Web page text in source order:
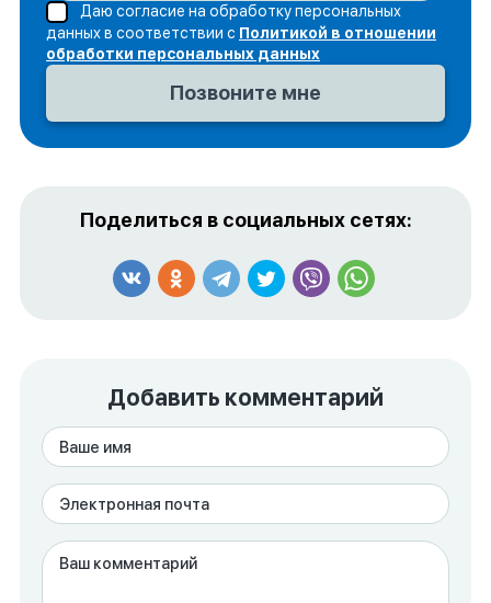
Даю согласие на обработку персональных
данных в соответствии с Политикой в отношении
обработки персональных данных
Поделиться в социальных сетях:
Добавить комментарий